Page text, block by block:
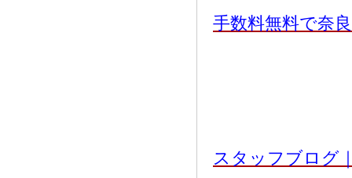
手数料無料で奈
スタッフブログ